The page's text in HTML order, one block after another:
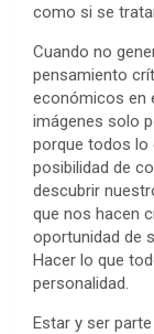
como si se
Cuando no
pensamiento
económicos en
imágenes solo
porque todos lo
posibilidad de
descubrir
que nos hacen
oportunidad de
Hacer lo que
personalidad.
Estar y ser